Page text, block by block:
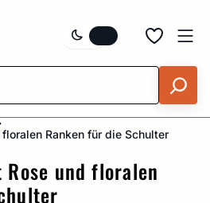
Ranken für die Schulter
und floralen